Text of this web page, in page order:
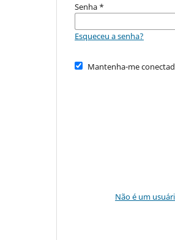
Senha *
Esqueceu a senha?
Mantenha-me
Não é um